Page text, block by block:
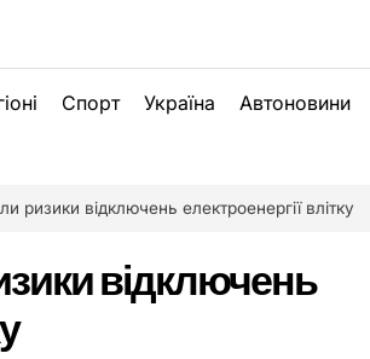
Спорт Україна Автоновини
ризики відключень електроенергії влітку
відключень